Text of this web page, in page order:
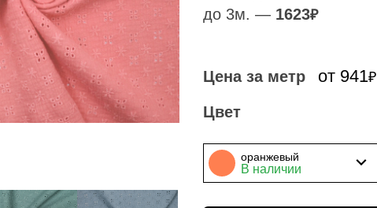
до 3м. — 1623₽
Цена за метр от 941₽
Цвет
оранжевый
В наличии